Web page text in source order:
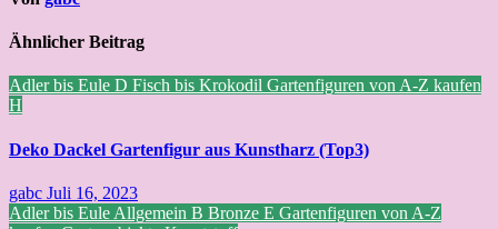
Ähnlicher Beitrag
Adler bis Eule D Fisch bis Krokodil Gartenfiguren von A-Z kaufen
H
Deko Dackel Gartenfigur aus Kunstharz (Top3)
gabc Juli 16, 2023
Adler bis Eule Allgemein B Bronze E Gartenfiguren von A-Z